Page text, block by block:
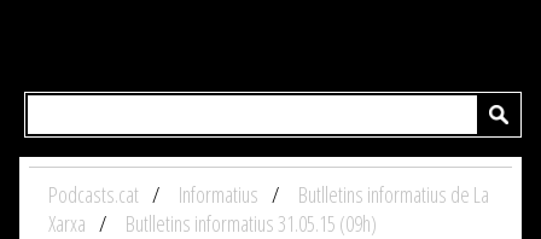
Podcasts.cat Informatius
Butlletins informatius de La
Xarxa
Butlletins informatius 31.05.15 (09h)